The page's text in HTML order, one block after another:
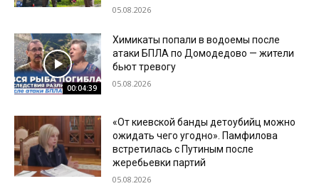
05.08.2026
00:04:39
Химикаты попали в водоемы после
атаки БПЛА по Домодедово — жители
бьют тревогу
05.08.2026
«От киевской банды детоубийц можно
ожидать чего угодно». Памфилова
встретилась с Путиным после
жеребьевки партий
05.08.2026